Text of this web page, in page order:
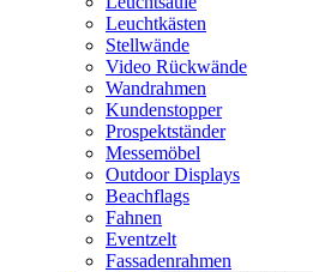
Leuchtkästen
Stellwände
Video Rückwände
Wandrahmen
Kundenstopper
Prospektständer
Messemöbel
Outdoor Displays
Beachflags
Fahnen
Eventzelt
Fassadenrahmen